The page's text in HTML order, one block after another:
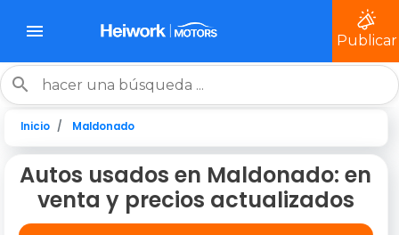
Publicar
Inicio Maldonado
Autos usados en Maldonado: en
venta y precios actualizados